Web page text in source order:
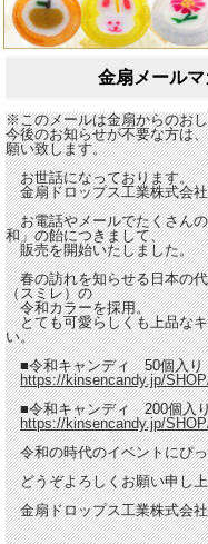
金扇メールマ
※このメールは金扇からのお
今後のお知らせが不要な方は
願い致します。
お世話になっております。
金扇ドロップス工業株式会
お電話やメールでたくさんの
和」の飴につきまして、
販売を開始いたしました。
春の訪れを知らせる日本の代
（スミレ）の
令和カラーを採用。
とても可愛らしくも上品なキ
い。
■令和キャンディ 50個入り
https://kinsencandy.jp/
■令和キャンディ 200個入
https://kinsencandy.jp/
令和の時代のイベントにぴっ
どうぞよろしくお願い申し
金扇ドロップス工業株式